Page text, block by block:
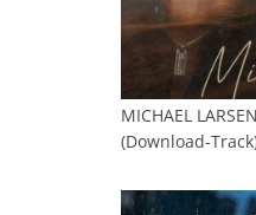
MICHAEL
(Download-